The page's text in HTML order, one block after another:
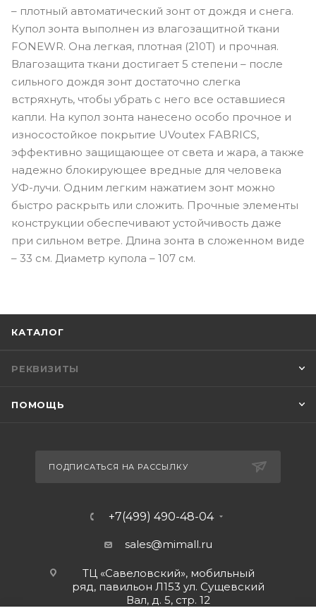
– плотный автоматический зонт от дождя и снега.
Купол зонта выполнен из влагозащитной ткани
FONEWR. Она легкая, плотная (210Т) и прочная.
Влагозащита ткани достигает 5 степени – после
сильного дождя зонт достаточно слегка
встряхнуть, чтобы убрать с него все оставшиеся
капли. На купол зонта нанесено особо прочное и
износостойкое покрытие UVoutex FABRICS,
эффективно защищающее от света и жара, а также
надежно блокирующее вредные для человека
УФ-лучи. Одним легким нажатием зонт можно
быстро раскрыть или сложить. Прочные элементы
конструкции обеспечивают устойчивость даже
при сильном ветре. Длина зонта в сложенном виде
– 33 см. Диаметр купола – 107 см.
КАТАЛОГ
РЕКВИЗИТЫ
ПОМОЩЬ
ПОДПИСАТЬСЯ НА РАССЫЛКУ
+7(499) 490-48-04
sales@mimall.ru
ТЦ «Савеловский», мобильный
ряд, павильон Л153 ул. Сущевский
Вал, д. 5, стр. 12